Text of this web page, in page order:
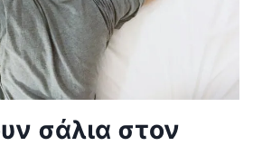
σάλια στον